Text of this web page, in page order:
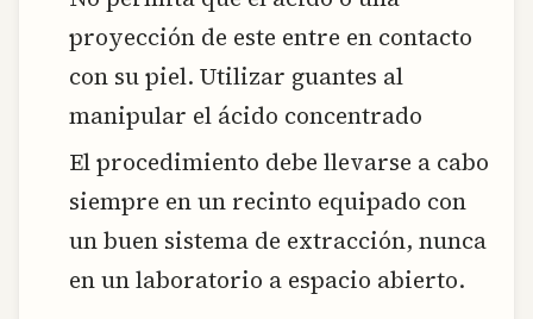
proyección de este entre en contacto
con su piel. Utilizar guantes al
manipular el ácido concentrado
El procedimiento debe llevarse a cabo
siempre en un recinto equipado con
un buen sistema de extracción, nunca
en un laboratorio a espacio abierto.